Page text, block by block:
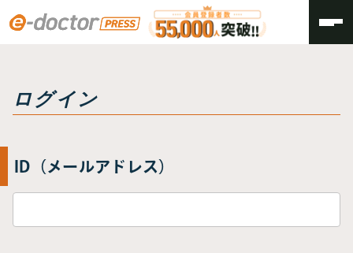
トップ
ログイン
ID（メールアドレス）